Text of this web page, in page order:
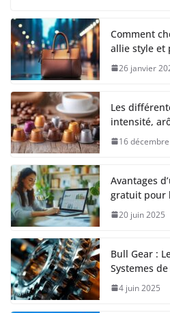
Comment
allie style et
26 janvier
Les
intensité,
16
Avantages
gratuit pour
20 juin 2025
Bull Gear :
Systemes
4 juin 2025